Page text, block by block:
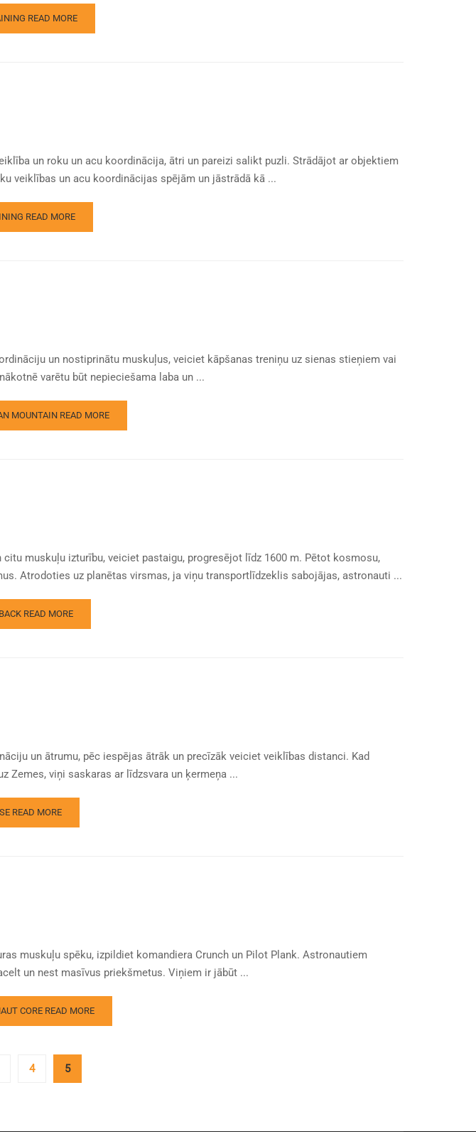
READ MORE
un roku un acu koordinācija, ātri un pareizi salikt puzli. Strādājot ar objektiem
veiklības un acu koordinācijas spējām un jāstrādā kā ...
READ MORE
un nostiprinātu muskuļus, veiciet kāpšanas treniņu uz sienas stieņiem vai
varētu būt nepieciešama laba un ...
MOUNTAIN READ MORE
muskuļu izturību, veiciet pastaigu, progresējot līdz 1600 m. Pētot kosmosu,
Atrodoties uz planētas virsmas, ja viņu transportlīdzeklis sabojājas, astronauti ...
READ MORE
un ātrumu, pēc iespējas ātrāk un precīzāk veiciet veiklības distanci. Kad
Zemes, viņi saskaras ar līdzsvara un ķermeņa ...
READ MORE
muskuļu spēku, izpildiet komandiera Crunch un Pilot Plank. Astronautiem
un nest masīvus priekšmetus. Viņiem ir jābūt ...
CORE READ MORE
4 5